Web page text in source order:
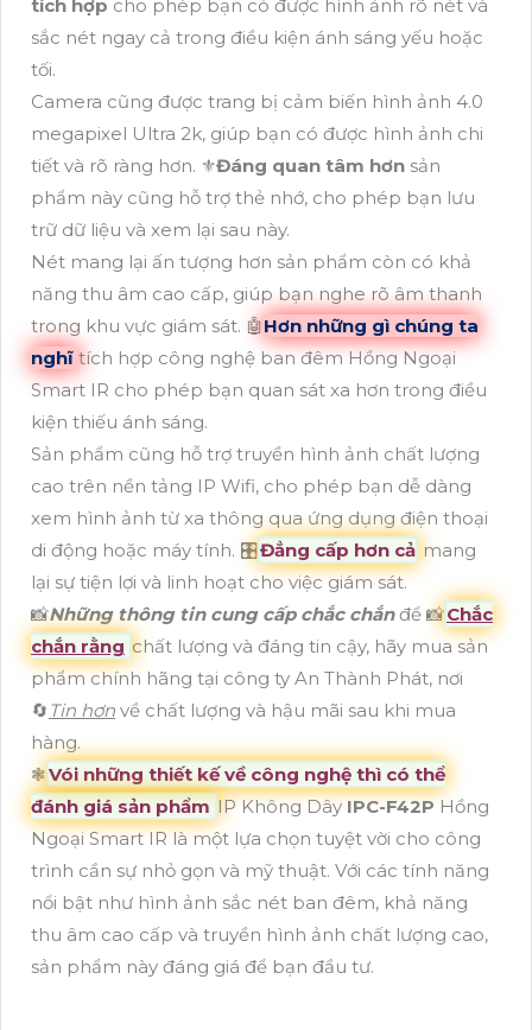
tích hợp cho phép bạn có được hình ảnh rõ nét và
sắc nét ngay cả trong điều kiện ánh sáng yếu hoặc
tối.
Camera cũng được trang bị cảm biến hình ảnh 4.0
megapixel Ultra 2k, giúp bạn có được hình ảnh chi
tiết và rõ ràng hơn. ⚜️Đáng quan tâm hơn sản
phẩm này cũng hỗ trợ thẻ nhớ, cho phép bạn lưu
trữ dữ liệu và xem lại sau này.
Nét mang lại ấn tượng hơn sản phẩm còn có khả
năng thu âm cao cấp, giúp bạn nghe rõ âm thanh
trong khu vực giám sát. 🤖️Hơn những gì chúng ta
nghĩ tích hợp công nghệ ban đêm Hồng Ngoại
Smart IR cho phép bạn quan sát xa hơn trong điều
kiện thiếu ánh sáng.
Sản phẩm cũng hỗ trợ truyền hình ảnh chất lượng
cao trên nền tảng IP Wifi, cho phép bạn dễ dàng
xem hình ảnh từ xa thông qua ứng dụng điện thoại
di động hoặc máy tính. 🎛Đẳng cấp hơn cả mang
lại sự tiện lợi và linh hoạt cho việc giám sát.
📸Những thông tin cung cấp chắc chắnđể 📸Chắc
chắn rằng chất lượng và đáng tin cậy, hãy mua sản
phẩm chính hãng tại công ty An Thành Phát, nơi
🔄 Tin hơn về chất lượng và hậu mãi sau khi mua
hàng.
❃Vói những thiết kế về công nghệ thì có thể
đánh giá sản phẩm IP Không DâyIPC-F42PHồng
Ngoại Smart IR là một lựa chọn tuyệt vời cho công
trình cần sự nhỏ gọn và mỹ thuật. Với các tính năng
nổi bật như hình ảnh sắc nét ban đêm, khả năng
thu âm cao cấp và truyền hình ảnh chất lượng cao,
sản phẩm này đáng giá để bạn đầu tư.